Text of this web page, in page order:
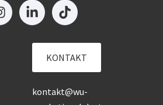
KONTAKT
kontakt@wu-